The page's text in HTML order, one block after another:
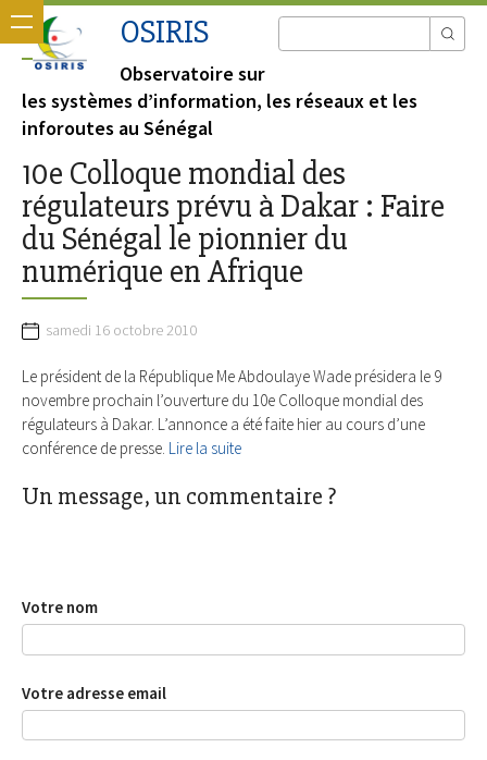
OSIRIS
Observatoire sur
les systèmes d’information, les réseaux et les
inforoutes au Sénégal
10e Colloque mondial des
régulateurs prévu à Dakar : Faire
du Sénégal le pionnier du
numérique en Afrique
samedi 16 octobre 2010
Le président de la République Me Abdoulaye Wade présidera le 9
novembre prochain l’ouverture du 10e Colloque mondial des
régulateurs à Dakar. L’annonce a été faite hier au cours d’une
conférence de presse. Lire la suite
Un message, un commentaire ?
Votre nom
Votre adresse email